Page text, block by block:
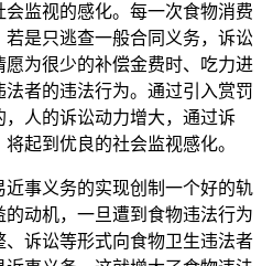
监视的感化。每一次食物消费
是只逃查一般合同义务，诉讼
为很少的补偿金费时、吃力进
者的违法行为。通过引入赏罚
人的诉讼动力增大，通过诉
起到优良的社会监视感化。
事义务的实现创制一个好的轨
动机，一旦遭到食物违法行为
诉讼等形式向食物卫生违法者